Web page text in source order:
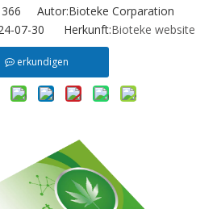
Autor:Bioteke Corparation
07-30 Herkunft:Bioteke website
erkundigen